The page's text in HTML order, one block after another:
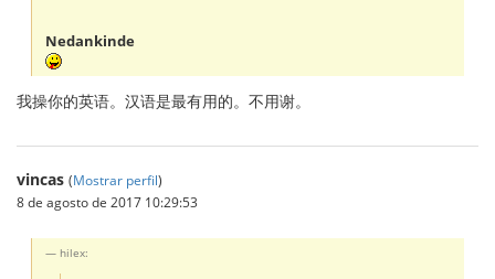
Nedankinde
我操你的英语。汉语是最有用的。不用谢。
vincas (Mostrar perfil)
8 de agosto de 2017 10:29:53
hilex: